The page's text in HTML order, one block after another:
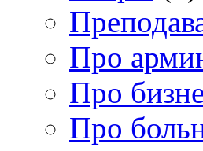
Про
Про
Про